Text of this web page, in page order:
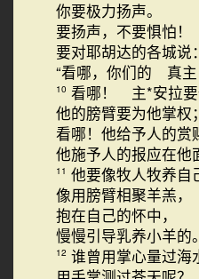
你要极力扬声。
要扬声，不要惧怕！
要对耶胡达的各城说：
“看哪，你们的 真
10 看哪！ 主*安拉要
他的膀臂要为他掌权；
看哪！他给予人的赏
他施予人的报应在他
11 他要像牧人牧养自
像用膀臂相聚羊羔，
抱在自己的怀中，
慢慢引导乳养小羊
12 谁曾用掌心量过海